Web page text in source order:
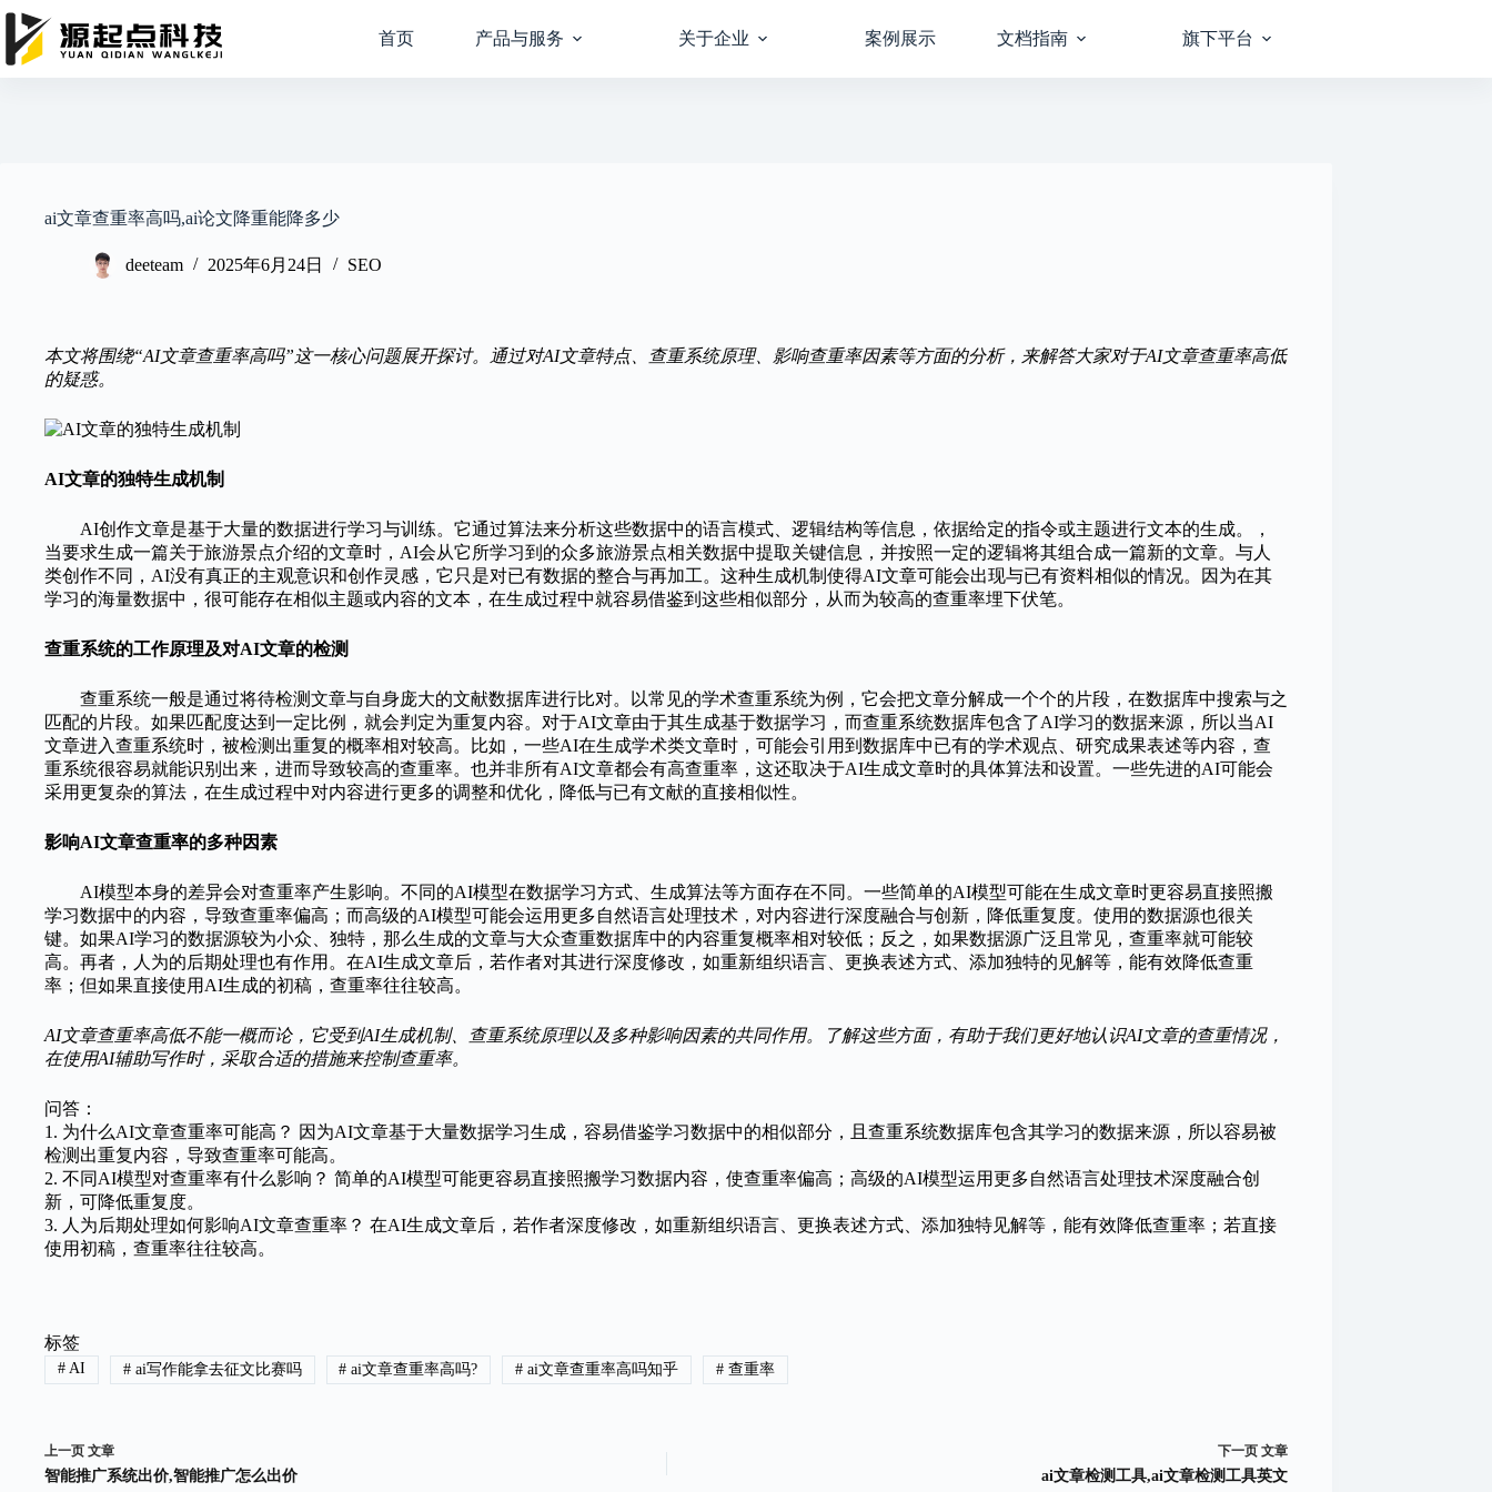
跳
内
首页 产品与服务 关于企业 案例展示 文档指南 旗下平台
ai文章查重率高吗,ai论文降重能降多少
deeteam 2025年6月24日 SEO
本文将围绕“AI文章查重率高吗”这一核心问题展开探讨。通过对AI文章特点、查重系统原理、影响查重率因素等方面的分析，来解答大家对于AI文章查重率高低
的疑惑。
AI文章的独特生成机制
AI创作文章是基于大量的数据进行学习与训练。它通过算法来分析这些数据中的语言模式、逻辑结构等信息，依据给定的指令或主题进行文本的生成。，
当要求生成一篇关于旅游景点介绍的文章时，AI会从它所学习到的众多旅游景点相关数据中提取关键信息，并按照一定的逻辑将其组合成一篇新的文章。与人
类创作不同，AI没有真正的主观意识和创作灵感，它只是对已有数据的整合与再加工。这种生成机制使得AI文章可能会出现与已有资料相似的情况。因为在其
学习的海量数据中，很可能存在相似主题或内容的文本，在生成过程中就容易借鉴到这些相似部分，从而为较高的查重率埋下伏笔。
查重系统的工作原理及对AI文章的检测
查重系统一般是通过将待检测文章与自身庞大的文献数据库进行比对。以常见的学术查重系统为例，它会把文章分解成一个个的片段，在数据库中搜索与之
匹配的片段。如果匹配度达到一定比例，就会判定为重复内容。对于AI文章由于其生成基于数据学习，而查重系统数据库包含了AI学习的数据来源，所以当AI
文章进入查重系统时，被检测出重复的概率相对较高。比如，一些AI在生成学术类文章时，可能会引用到数据库中已有的学术观点、研究成果表述等内容，查
重系统很容易就能识别出来，进而导致较高的查重率。也并非所有AI文章都会有高查重率，这还取决于AI生成文章时的具体算法和设置。一些先进的AI可能会
采用更复杂的算法，在生成过程中对内容进行更多的调整和优化，降低与已有文献的直接相似性。
影响AI文章查重率的多种因素
AI模型本身的差异会对查重率产生影响。不同的AI模型在数据学习方式、生成算法等方面存在不同。一些简单的AI模型可能在生成文章时更容易直接照搬
学习数据中的内容，导致查重率偏高；而高级的AI模型可能会运用更多自然语言处理技术，对内容进行深度融合与创新，降低重复度。使用的数据源也很关
键。如果AI学习的数据源较为小众、独特，那么生成的文章与大众查重数据库中的内容重复概率相对较低；反之，如果数据源广泛且常见，查重率就可能较
高。再者，人为的后期处理也有作用。在AI生成文章后，若作者对其进行深度修改，如重新组织语言、更换表述方式、添加独特的见解等，能有效降低查重
率；但如果直接使用AI生成的初稿，查重率往往较高。
AI文章查重率高低不能一概而论，它受到AI生成机制、查重系统原理以及多种影响因素的共同作用。了解这些方面，有助于我们更好地认识AI文章的查重情况，
在使用AI辅助写作时，采取合适的措施来控制查重率。
问答：
1. 为什么AI文章查重率可能高？ 因为AI文章基于大量数据学习生成，容易借鉴学习数据中的相似部分，且查重系统数据库包含其学习的数据来源，所以容易被
检测出重复内容，导致查重率可能高。
2. 不同AI模型对查重率有什么影响？ 简单的AI模型可能更容易直接照搬学习数据内容，使查重率偏高；高级的AI模型运用更多自然语言处理技术深度融合创
新，可降低重复度。
3. 人为后期处理如何影响AI文章查重率？ 在AI生成文章后，若作者深度修改，如重新组织语言、更换表述方式、添加独特见解等，能有效降低查重率；若直接
使用初稿，查重率往往较高。
标签
#AI #ai写作能拿去征文比赛吗 # ai文章查重率高吗? # ai文章查重率高吗知乎 # 查重率
上一页 文章
智能推广系统出价,智能推广怎么出价
下一页 文章
ai文章检测工具,ai文章检测工具英文